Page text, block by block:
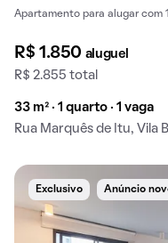
Apartamento para alugar com
R$ 1.850 aluguel
R$ 2.855 total
33 m² · 1 quarto · 1 vaga
Rua Marquês de Itu, Vila
Exclusivo Anúncio